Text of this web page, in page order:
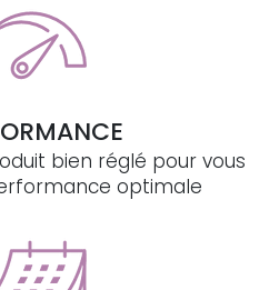
bien réglé pour vous
optimale